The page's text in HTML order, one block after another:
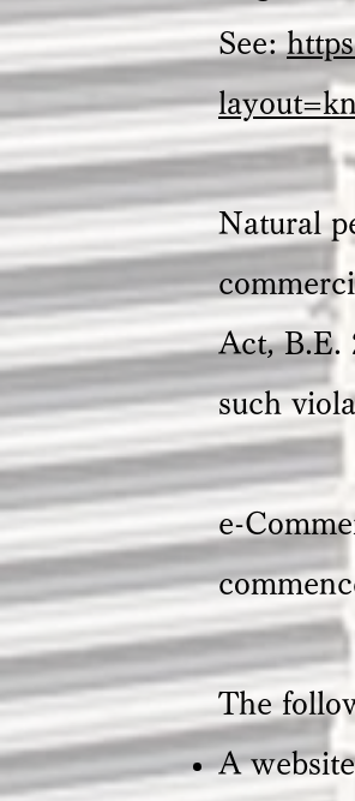
See:
Natural
Act, B.E.
such
e-
The
A